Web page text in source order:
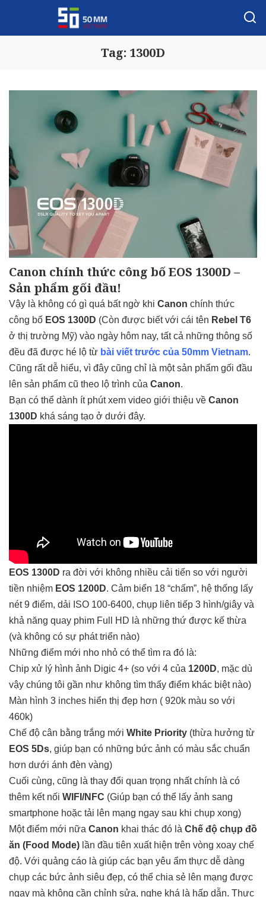
Tag: 1300D
Canon chính thức công bố EOS 1300D –
Sản phẩm gối đầu!
Vậy là không có gì quá bất ngờ khi Canon chính thức
công bố EOS 1300D (Còn được biết với cái tên Rebel T6
ở thị trường Mỹ) vào ngày hôm nay, tất cả những thông số
đều đã được hé lộ từ bài viết trước của 50mm Vietnam.
Cũng rất dễ hiểu, vì đây cũng chỉ là một sản phẩm gối đầu
lên sản phẩm cũ theo lộ trình của Canon.
Bạn có thể dành ít phút xem video giới thiệu về Canon
1300D khá sáng tạo ở dưới đây.
EOS 1300D ra đời với không nhiều cải tiến so với người
tiền nhiệm EOS 1200D. Cảm biển 18 “chấm”, hệ thống lấy
nét 9 điểm, dải ISO 100-6400, chụp liên tiếp 3 hình/giây và
khả năng quay phim Full HD là những thứ được kế thừa
(và không có sự phát triển nào)
Những điểm mới nho nhỏ có thể tìm ra đó là:
Chip xử lý hình ảnh Digic 4+ (so với 4 của 1200D, mặc dù
vậy chúng tôi gần như không tìm thấy điểm khác biệt nào)
Màn hình 3 inches hiển thị đẹp hơn ( 920k màu so với
460k)
Chế độ cân bằng trắng mới White Priority (thừa hưởng từ
EOS 5Ds, giúp bạn có những bức ảnh có màu sắc chuẩn
hơn dưới ánh đèn vàng)
Cuối cùng, cũng là thay đổi quan trọng nhất chính là có
thêm kết nối WIFI/NFC (Giúp bạn có thể lấy ảnh sang
smartphone hoặc tải lên mạng ngay sau khi chụp xong)
Một điểm mới nữa Canon khai thác đó là Chế độ chụp đồ
ăn (Food Mode) lần đầu tiên xuất hiện trên vòng xoay chế
độ. Với quảng cáo là giúp các bạn yêu ẩm thực dễ dàng
chụp các bức ảnh siêu đẹp, có thể chia sẻ lên mạng được
ngay mà không cần chỉnh sửa, nghe khá là hấp dẫn. Thực